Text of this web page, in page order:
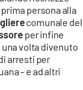
persona alla
comunale del
per infine
una volta divenuto
arresti per
– e ad altri